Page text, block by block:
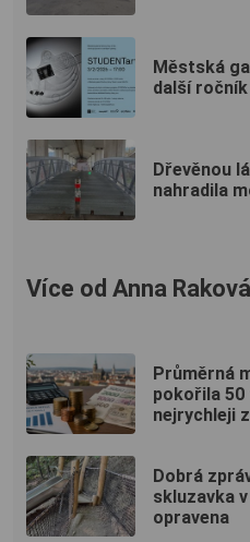
Městská
další ročník
Dřevěnou
nahradila
Více od Anna Raková
Průměrná
pokořila
nejrychleji
Dobrá
skluzavka
opravena